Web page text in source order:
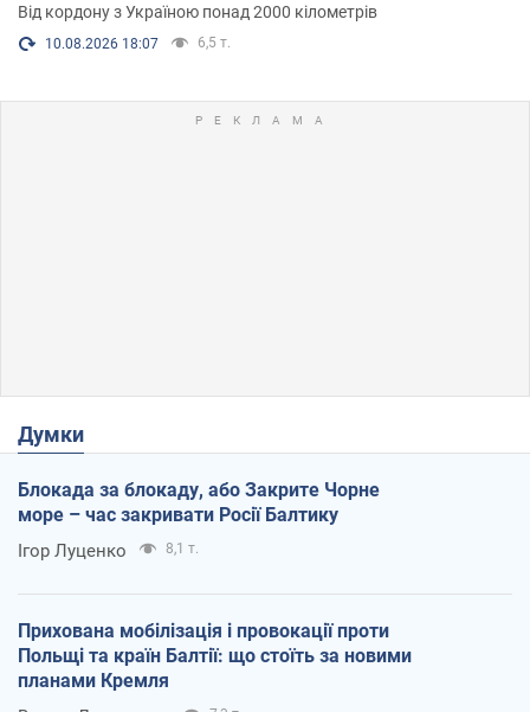
Від кордону з Україною понад 2000 кілометрів
10.08.2026 18:07 6,5 т.
Думки
Блокада за блокаду, або Закрите Чорне
море – час закривати Росії Балтику
Ігор Луценко 8,1 т.
Прихована мобілізація і провокації проти
Польщі та країн Балтії: що стоїть за новими
планами Кремля